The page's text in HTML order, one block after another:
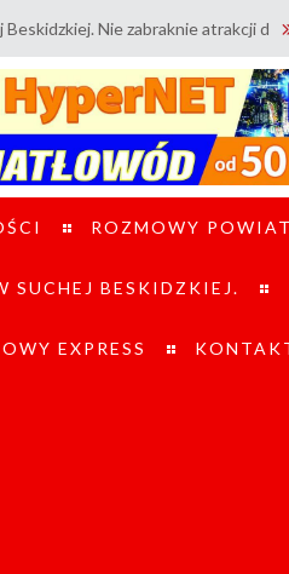
atrakcji dla dzieci i
ROZMOWY
SUCHEJ BESKIDZKIEJ.
EXPRESS